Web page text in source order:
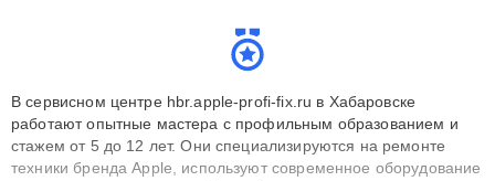
В сервисном центре hbr.apple-profi-fix.ru в Хабаровске
работают опытные мастера с профильным образованием и
стажем от 5 до 12 лет. Они специализируются на ремонте
техники бренда Apple, используют современное оборудование